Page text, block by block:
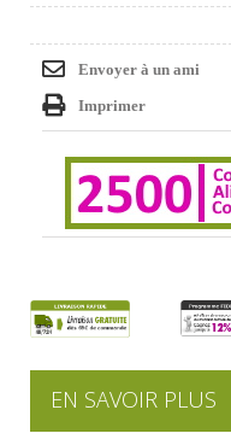
Envoyer à un ami
Imprimer
EN SAVOIR PLUS